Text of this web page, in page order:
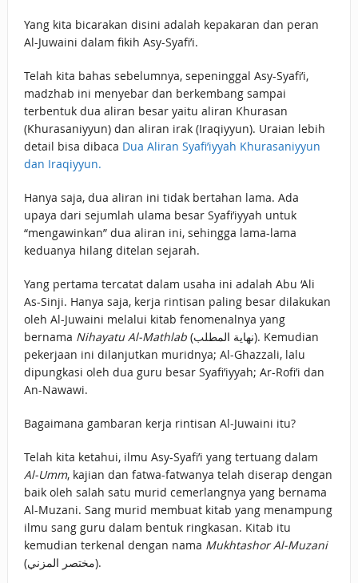
Yang kita bicarakan disini adalah kepakaran dan peran
Al-Juwaini dalam fikih Asy-Syafi’i.
Telah kita bahas sebelumnya, sepeninggal Asy-Syafi’i,
madzhab ini menyebar dan berkembang sampai
terbentuk dua aliran besar yaitu aliran Khurasan
(Khurasaniyyun) dan aliran irak (Iraqiyyun). Uraian lebih
detail bisa dibaca Dua Aliran Syafi’iyyah Khurasaniyyun
dan Iraqiyyun.
Hanya saja, dua aliran ini tidak bertahan lama. Ada
upaya dari sejumlah ulama besar Syafi’iyyah untuk
“mengawinkan” dua aliran ini, sehingga lama-lama
keduanya hilang ditelan sejarah.
Yang pertama tercatat dalam usaha ini adalah Abu ‘Ali
As-Sinji. Hanya saja, kerja rintisan paling besar dilakukan
oleh Al-Juwaini melalui kitab fenomenalnya yang
bernama Nihayatu Al-Mathlab(نهاية المطلب). Kemudian
pekerjaan ini dilanjutkan muridnya; Al-Ghazzali, lalu
dipungkasi oleh dua guru besar Syafi’iyyah; Ar-Rofi’i dan
An-Nawawi.
Bagaimana gambaran kerja rintisan Al-Juwaini itu?
Telah kita ketahui, ilmu Asy-Syafi’i yang tertuang dalam
Al-Umm, kajian dan fatwa-fatwanya telah diserap dengan
baik oleh salah satu murid cemerlangnya yang bernama
Al-Muzani. Sang murid membuat kitab yang menampung
ilmu sang guru dalam bentuk ringkasan. Kitab itu
kemudian terkenal dengan nama Mukhtashor Al-Muzani
(مختصر المزني).